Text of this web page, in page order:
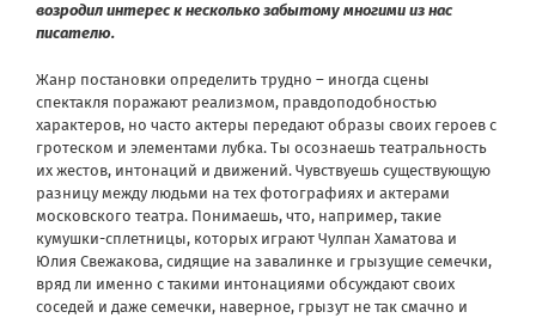
возродил интерес к несколько забытому многими из нас
писателю.
Жанр постановки определить трудно – иногда сцены
спектакля поражают реализмом, правдоподобностью
характеров, но часто актеры передают образы своих героев с
гротеском и элементами лубка. Ты осознаешь театральность
их жестов, интонаций и движений. Чувствуешь существующую
разницу между людьми на тех фотографиях и актерами
московского театра. Понимаешь, что, например, такие
кумушки-сплетницы, которых играют Чулпан Хаматова и
Юлия Свежакова, сидящие на завалинке и грызущие семечки,
вряд ли именно с такими интонациями обсуждают своих
соседей и даже семечки, наверное, грызут не так смачно и